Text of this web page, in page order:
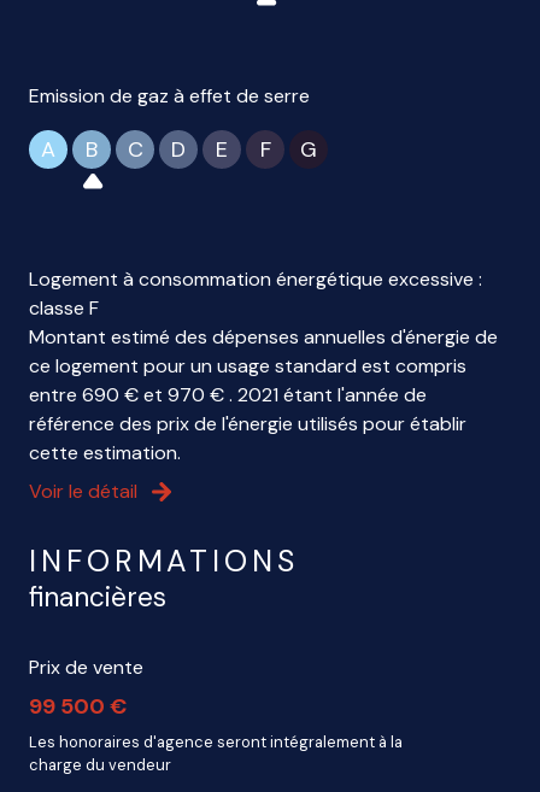
Emission de gaz à effet de serre
A B C D E F G
Logement à consommation énergétique excessive :
classe F
Montant estimé des dépenses annuelles d'énergie de
ce logement pour un usage standard est compris
entre 690 € et 970 € . 2021 étant l'année de
référence des prix de l'énergie utilisés pour établir
cette estimation.
Voir le détail
INFORMATIONS
financières
Prix de vente
99 500 €
Les honoraires d'agence seront intégralement à la
charge du vendeur